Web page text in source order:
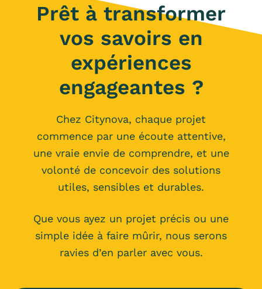
Prêt à transformer
vos savoirs en
expériences
engageantes ?
Chez Citynova, chaque projet
commence par une écoute attentive,
une vraie envie de comprendre, et une
volonté de concevoir des solutions
utiles, sensibles et durables.
Que vous ayez un projet précis ou une
simple idée à faire mûrir, nous serons
ravies d’en parler avec vous.